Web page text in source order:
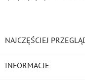
NAJCZĘŚCIEJ
INFORMACJE